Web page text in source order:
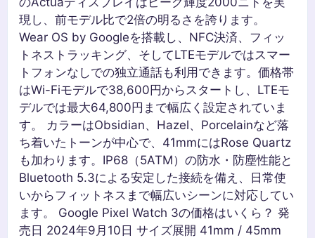
現し、前モデル比で2倍の明るさを誇ります。
Wear OS by Googleを搭載し、NFC決済、フィッ
トネストラッキング、そしてLTEモデルではスマー
トフォンなしでの独立通話も利用できます。価格帯
はWi-Fiモデルで38,600円からスタートし、LTEモ
デルでは最大64,800円まで幅広く設定されていま
す。 カラーはObsidian、Hazel、Porcelainなど落
ち着いたトーンが中心で、41mmにはRose Quartz
も加わります。IP68（5ATM）の防水・防塵性能と
Bluetooth 5.3による安定した接続を備え、日常使
いからフィットネスまで幅広いシーンに対応してい
ます。 Google Pixel Watch 3の価格はいくら？ 発
売日 2024年9月10日 サイズ展開 41mm / 45mm